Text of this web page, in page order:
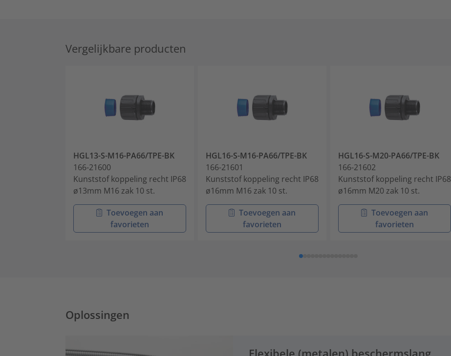
Vergelijkbare producten
HGL13-S-M16-PA66/TPE-BK
166-21600
Kunststof koppeling recht IP68
ø13mm M16 zak 10 st.
Toevoegen aan
favorieten
HGL16-S-M16-PA66/TPE-BK
166-21601
Kunststof koppeling recht IP68
ø16mm M16 zak 10 st.
Toevoegen aan
favorieten
HGL16-S-M20-PA66/TPE-BK
166-21602
Kunststof koppeling recht IP68
ø16mm M20 zak 10 st.
Toevoegen aan
favorieten
Oplossingen